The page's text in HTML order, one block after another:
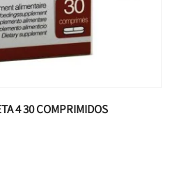
4 30 COMPRIMIDOS